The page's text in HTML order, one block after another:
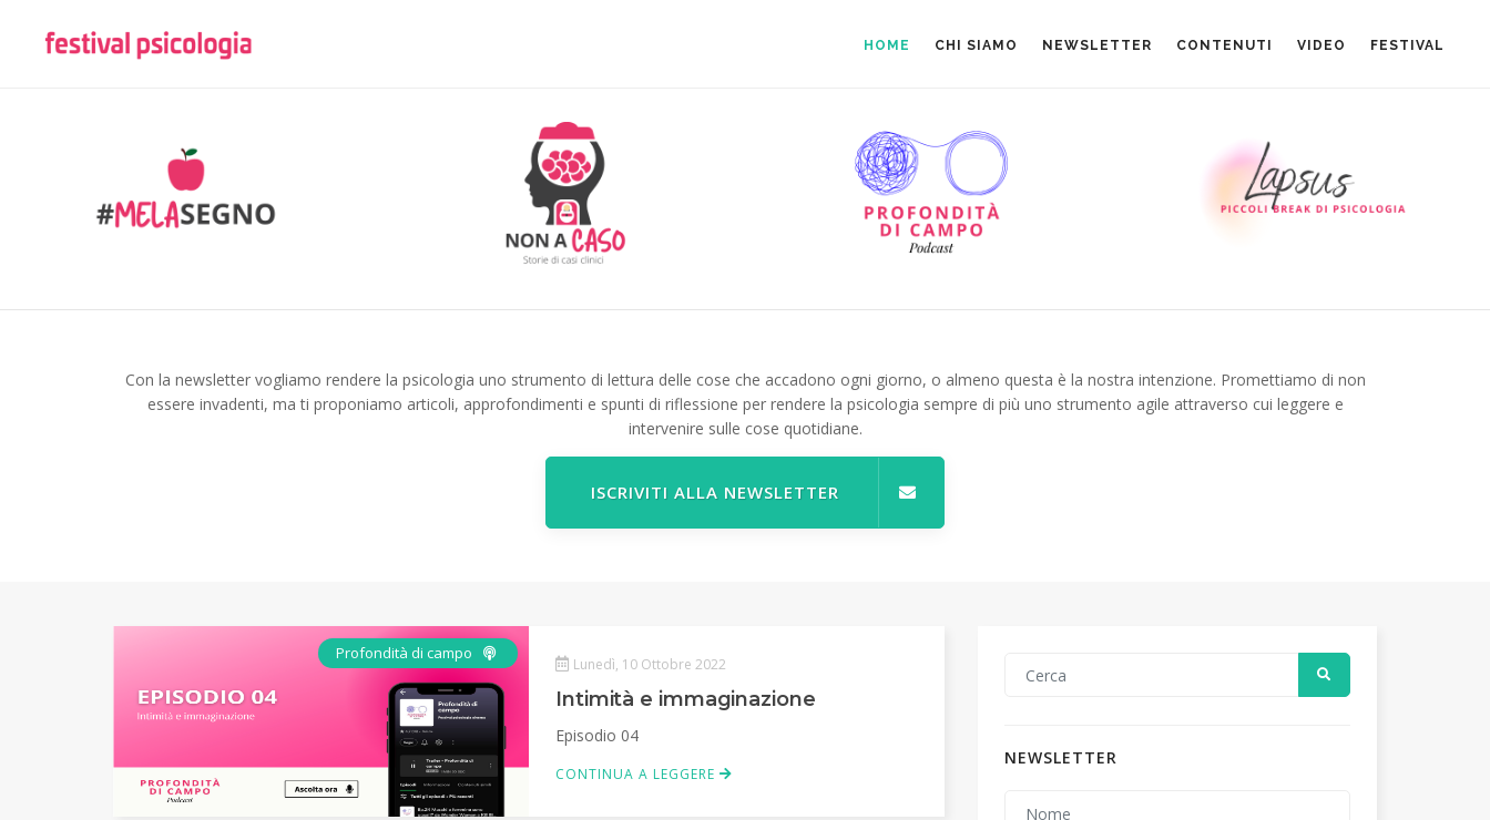
HOME CHI SIAMO NEWSLETTER CONTENUTI VIDEO FESTIVAL
Con la newsletter vogliamo rendere la psicologia uno strumento di lettura delle cose che accadono ogni giorno, o almeno questa è la nostra intenzione. Promettiamo di non
essere invadenti, ma ti proponiamo articoli, approfondimenti e spunti di riflessione per rendere la psicologia sempre di più uno strumento agile attraverso cui leggere e
intervenire sulle cose quotidiane.
ISCRIVITI ALLA NEWSLETTER
Profondità di campo Podcast
Lunedì, 10 Ottobre 2022
Intimità e immaginazione
Episodio 04
CONTINUA A LEGGERE
NEWSLETTER